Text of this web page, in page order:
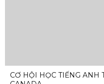
CƠ HỘI HỌC TIẾNG ANH